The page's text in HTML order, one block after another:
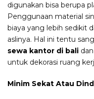
digunakan bisa berupa
Penggunaan material
biaya yang lebih sedikit
aslinya. Hal ini tentu
sewa kantor di bali
untuk dekorasi ruang
Minim Sekat Atau